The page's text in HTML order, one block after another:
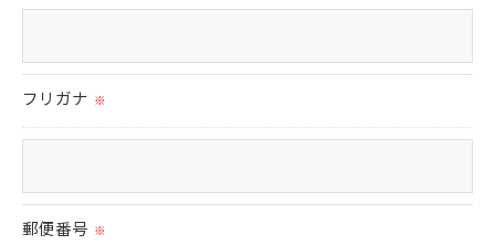
当社では、利用目的の達成に必要な範囲において、個人
情報を外部に委託する場合があります。
これらの委託先に対しては個人情報保護契約等の措置を
＜個人情報の安全管理＞
フリガナ ※
郵便番号 ※